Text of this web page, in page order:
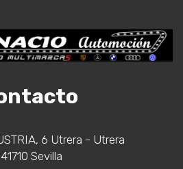
6 Utrera - Utrera
41710 Sevilla